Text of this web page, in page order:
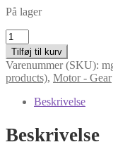
På lager
Koblingslavecylinder
antal
Tilføj til kurv
Varenummer (SKU):
products), Motor - Gear
Beskrivelse
Beskrivelse